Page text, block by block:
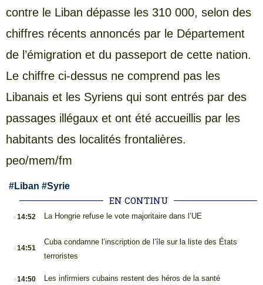
contre le Liban dépasse les 310 000, selon des
chiffres récents annoncés par le Département
de l’émigration et du passeport de cette nation.
Le chiffre ci-dessus ne comprend pas les
Libanais et les Syriens qui sont entrés par des
passages illégaux et ont été accueillis par les
habitants des localités frontalières.
peo/mem/fm
#Liban #Syrie
EN CONTINU
.14:52 La Hongrie refuse le vote majoritaire dans l’UE
.14:51
Cuba condamne l’inscription de l’île sur la liste des États
terroristes
.14:50 Les infirmiers cubains restent des héros de la santé